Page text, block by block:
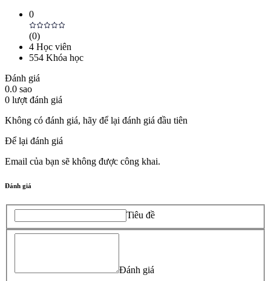
0
(0)
4 Học viên
554 Khóa học
Đánh giá
0.0 sao
0 lượt đánh giá
Không có đánh giá, hãy để lại đánh giá đầu tiên
Để lại đánh giá
Email của bạn sẽ không được công khai.
Đánh giá
Tiêu đề
Đánh giá